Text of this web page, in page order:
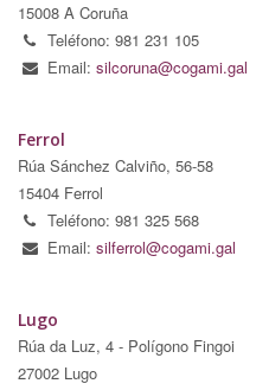
15008 A Coruña
Teléfono: 981 231 105
Email: silcoruna@cogami.gal
Ferrol
Rúa Sánchez Calviño, 56-58
15404 Ferrol
Teléfono: 981 325 568
Email: silferrol@cogami.gal
Lugo
Rúa da Luz, 4 - Polígono Fingoi
27002 Lugo